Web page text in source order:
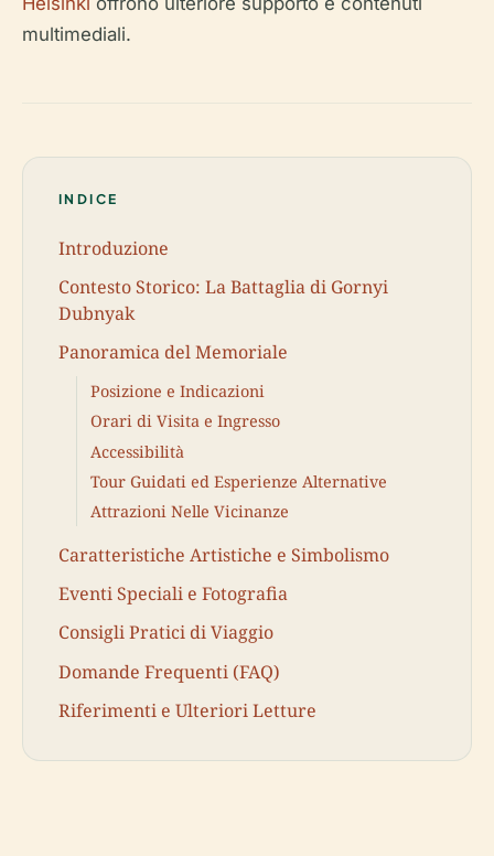
multimediali.
INDICE
Introduzione
Contesto Storico: La Battaglia di Gornyi
Dubnyak
Panoramica del Memoriale
Posizione e Indicazioni
Orari di Visita e Ingresso
Accessibilità
Tour Guidati ed Esperienze Alternative
Attrazioni Nelle Vicinanze
Caratteristiche Artistiche e Simbolismo
Eventi Speciali e Fotografia
Consigli Pratici di Viaggio
Domande Frequenti (FAQ)
Riferimenti e Ulteriori Letture